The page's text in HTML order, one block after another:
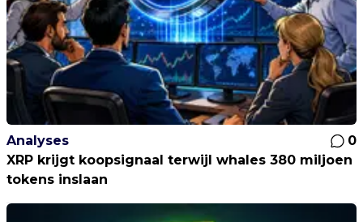
Analyses
0
XRP krijgt koopsignaal terwijl whales 380 miljoen
tokens inslaan